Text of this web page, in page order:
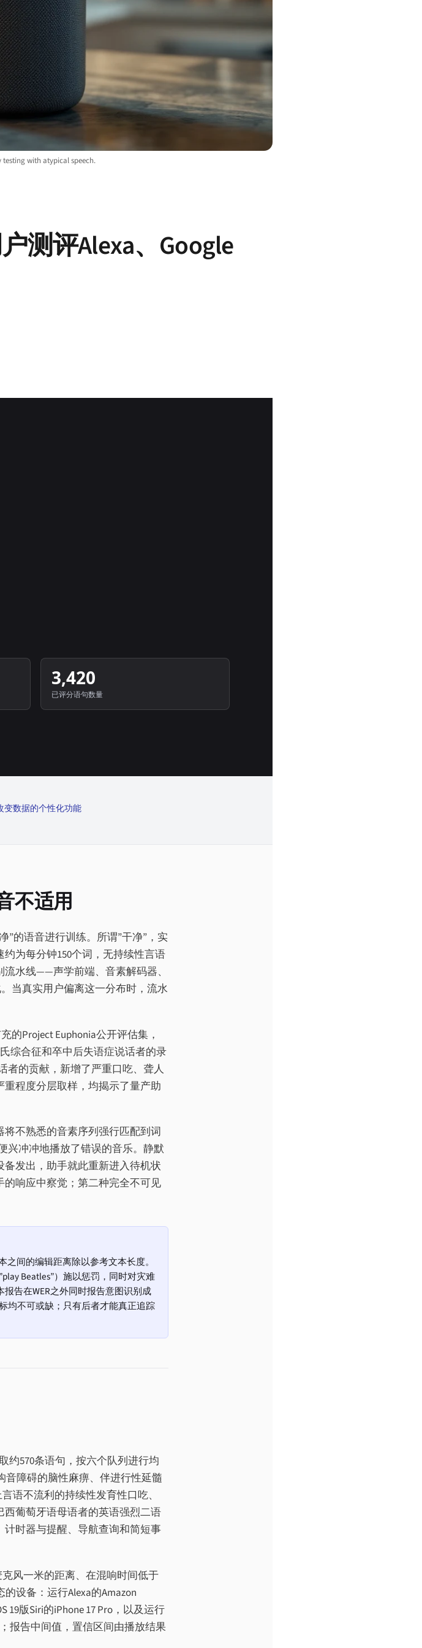
with atypical speech.
测评Alexa、Google
3,420
已评分语句数量
变数据的个性化功能
不适用
”的语音进行训练。所谓”干净”，实
为每分钟150个词，无持续性言语
水线——声学前端、音素解码器、
当真实用户偏离这一分布时，流水
的Project Euphonia公开评估集，
综合征和卒中后失语症说话者的录
者的贡献，新增了严重口吃、聋人
程度分层取样，均揭示了量产助
不熟悉的音素序列强行匹配到词
兴冲冲地播放了错误的音乐。静默
发出，助手就此重新进入待机状
响应中察觉；第二种完全不可见
间的编辑距离除以参考文本长度。
Beatles”）施以惩罚，同时对灾难
报告在WER之外同时报告意图识别成
均不可或缺；只有后者才能真正追踪
约570条语句，按六个队列进行均
音障碍的脑性麻痹、伴进行性延髓
语不流利的持续性发育性口吃、
葡萄牙语母语者的英语强烈二语
时器与提醒、导航查询和简短事
风一米的距离、在混响时间低于
设备：运行Alexa的Amazon
19版Siri的iPhone 17 Pro，以及运行
报告中间值，置信区间由播放结果